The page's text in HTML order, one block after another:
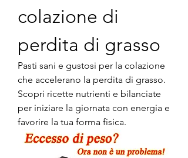
colazione di
perdita di grasso
Pasti sani e gustosi per la colazione
che accelerano la perdita di grasso.
Scopri ricette nutrienti e bilanciate
per iniziare la giornata con energia e
favorire la tua forma fisica.